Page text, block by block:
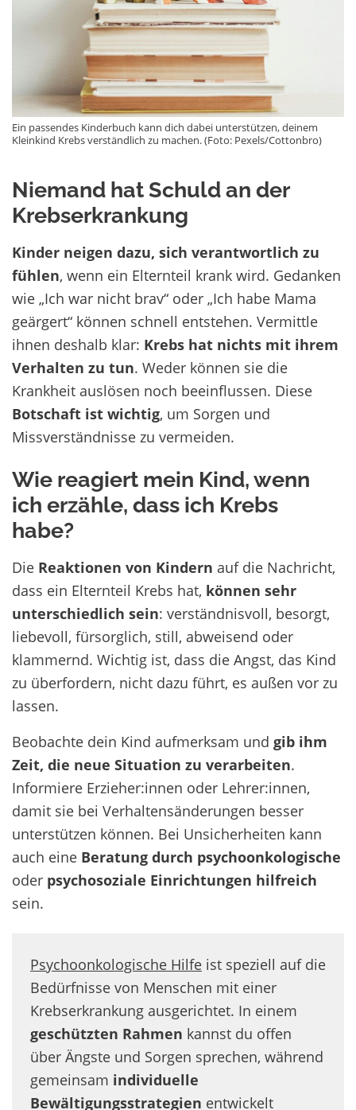
Ein passendes Kinderbuch kann dich dabei unterstützen, deinem
Kleinkind Krebs verständlich zu machen. (Foto: Pexels/Cottonbro)
Niemand hat Schuld an der
Krebserkrankung
Kinder neigen dazu, sich verantwortlich zu
fühlen, wenn ein Elternteil krank wird. Gedanken
wie „Ich war nicht brav“ oder „Ich habe Mama
geärgert“ können schnell entstehen. Vermittle
ihnen deshalb klar: Krebs hat nichts mit ihrem
Verhalten zu tun. Weder können sie die
Krankheit auslösen noch beeinflussen. Diese
Botschaft ist wichtig, um Sorgen und
Missverständnisse zu vermeiden.
Wie reagiert mein Kind, wenn
ich erzähle, dass ich Krebs
habe?
Die Reaktionen von Kindern auf die Nachricht,
dass ein Elternteil Krebs hat, können sehr
unterschiedlich sein: verständnisvoll, besorgt,
liebevoll, fürsorglich, still, abweisend oder
klammernd. Wichtig ist, dass die Angst, das Kind
zu überfordern, nicht dazu führt, es außen vor zu
lassen.
Beobachte dein Kind aufmerksam und gib ihm
Zeit, die neue Situation zu verarbeiten.
Informiere Erzieher:innen oder Lehrer:innen,
damit sie bei Verhaltensänderungen besser
unterstützen können. Bei Unsicherheiten kann
auch eine Beratung durch psychoonkologische
oder psychosoziale Einrichtungen hilfreich
sein.
Psychoonkologische Hilfe ist speziell auf die
Bedürfnisse von Menschen mit einer
Krebserkrankung ausgerichtet. In einem
geschützten Rahmen kannst du offen
über Ängste und Sorgen sprechen, während
gemeinsam individuelle
Bewältigungsstrategien entwickelt